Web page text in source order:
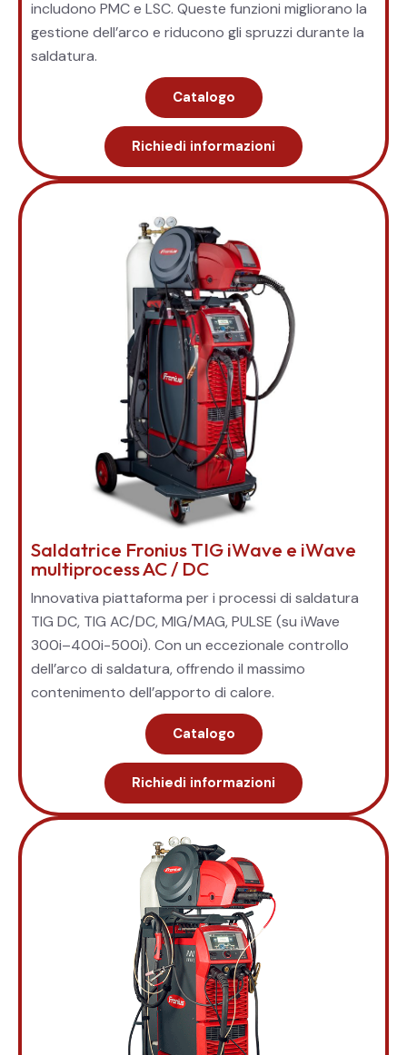
includono PMC e LSC. Queste funzioni migliorano la
gestione dell’arco e riducono gli spruzzi durante la
saldatura.
Catalogo
Richiedi informazioni
Saldatrice Fronius TIG iWave e iWave
multiprocess AC / DC
Innovativa piattaforma per i processi di saldatura
TIG DC, TIG AC/DC, MIG/MAG, PULSE (su iWave
300i–400i-500i). Con un eccezionale controllo
dell’arco di saldatura, offrendo il massimo
contenimento dell’apporto di calore.
Catalogo
Richiedi informazioni